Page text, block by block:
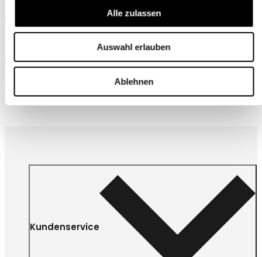
Alle zulassen
Auswahl erlauben
Ablehnen
Ähnliche Produkte
Wird oft zusammen gekauft
Kundenservice